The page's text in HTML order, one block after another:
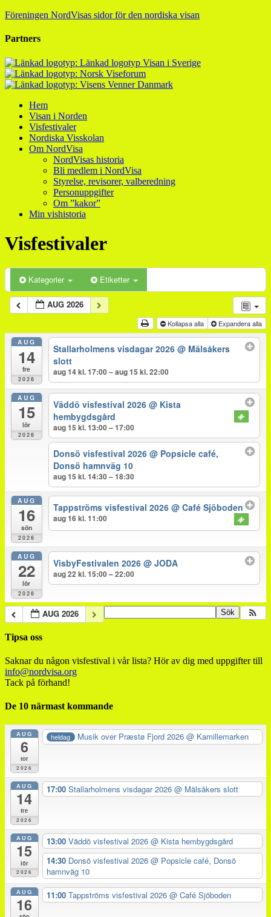
Föreningen NordVisas sidor för den nordiska visan
Partners
Hem
Visan i Norden
Visfestivaler
Nordiska Visskolan
Om NordVisa
NordVisas historia
Bli medlem i NordVisa
Styrelse, revisorer, valberedning
Personuppgifter
Om ”kakor”
Min vishistoria
Visfestivaler
Kategorier Etiketter
AUG 2026
Kollapsa alla Expandera alla
AUG
14
fre
2026
Stallarholmens visdagar 2026@ Mälsåkers
slott
aug 14 kl. 17:00 – aug 15 kl. 22:00
AUG
15
lör
2026
Väddö visfestival 2026@ Kista
hembygdsgård
aug 15 kl. 13:00 – 17:00
Donsö visfestival 2026@ Popsicle café,
Donsö hamnväg 10
aug 15 kl. 14:30 – 18:30
AUG
16
sön
2026
Tappströms visfestival 2026@ Café Sjöboden
aug 16 kl. 11:00
AUG
22
lör
2026
VisbyFestivalen 2026@ JODA
aug 22 kl. 15:00 – 22:00
AUG 2026
Tipsa oss
Saknar du någon visfestival i vår lista? Hör av dig med uppgifter till
info@nordvisa.org
Tack på förhand!
De 10 närmast kommande
AUG
6
tor
2026
heldag Musik over Præstø Fjord 2026@ Kamillemarken
AUG
14
fre
2026
17:00 Stallarholmens visdagar 2026 @ Mälsåkers slott
AUG
15
lör
2026
13:00 Väddö visfestival 2026 @ Kista hembygdsgård
14:30 Donsö visfestival 2026 @ Popsicle café, Donsö
hamnväg 10
AUG
16
11:00 Tappströms visfestival 2026 @ Café Sjöboden